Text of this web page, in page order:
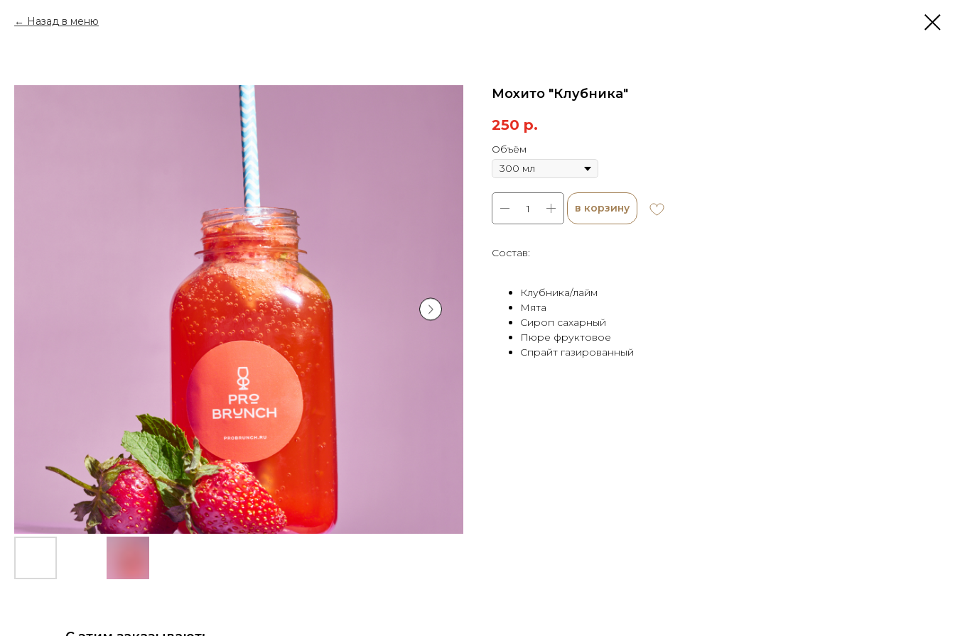
Назад в меню
Мохито "Клубника"
250 р.
Объём
в корзину
Состав:
Клубника/лайм
Мята
Сироп сахарный
Пюре фруктовое
Спрайт газированный